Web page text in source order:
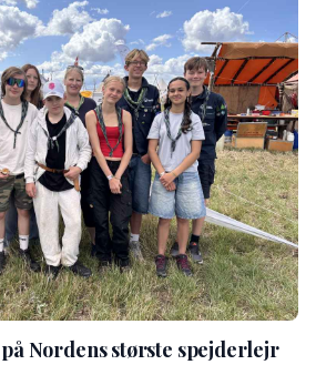
Nordens største spejderlejr